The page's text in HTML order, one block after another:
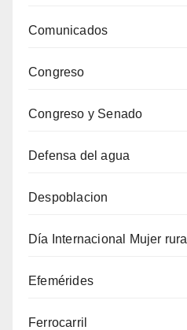
Comunicados
Congreso
Congreso y Senado
Defensa del agua
Despoblacion
Día Internacional Mujer rural
Efemérides
Ferrocarril